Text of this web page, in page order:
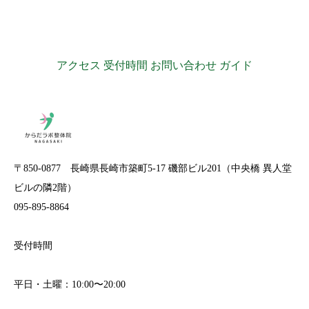
アクセス 受付時間 お問い合わせ ガイド
〒850-0877 長崎県長崎市築町5-17 磯部ビル201（中央橋 異人堂
ビルの隣2階）
095-895-8864
受付時間
平日・土曜：10:00〜20:00